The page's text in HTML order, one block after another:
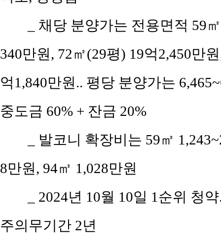
_ 채당 분양가는 전용면적 59
340만원, 72㎡(29평) 19억2,450만
억1,840만원.. 평당 분양가는
중도금 60% + 잔금 20%
_ 발코니 확장비는 59㎡
8만원, 94㎡ 1,028만원
_ 2024년 10월 10일 1순위 청
주의무기간 2년